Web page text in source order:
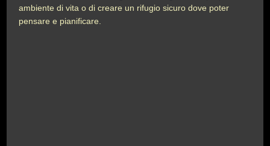
ambiente di vita o di creare un rifugio sicuro dove poter
pensare e pianificare.